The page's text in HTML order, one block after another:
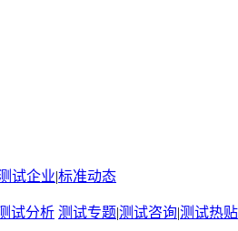
试企业|标准动态
试分析 测试专题|测试咨询|测试热贴